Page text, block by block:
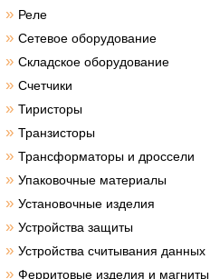
» Реле
» Сетевое оборудование
» Складское оборудование
» Счетчики
» Тиристоры
» Транзисторы
» Трансформаторы и дроссели
» Упаковочные материалы
» Установочные изделия
» Устройства защиты
» Устройства считывания данных
» Ферритовые изделия и магниты